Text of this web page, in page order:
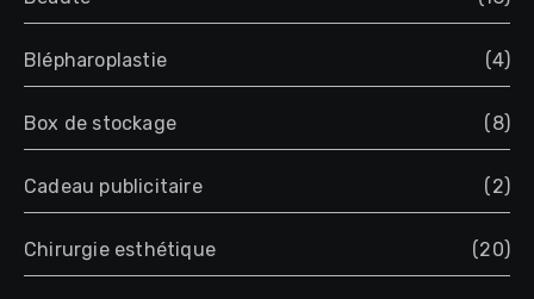
Blépharoplastie (4)
Box de stockage (8)
Cadeau publicitaire (2)
Chirurgie esthétique (20)